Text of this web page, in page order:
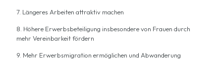
7. Längeres Arbeiten attraktiv machen
8. Höhere Erwerbsbeteiligung insbesondere von Frauen durch
mehr Vereinbarkeit fördern
9. Mehr Erwerbsmigration ermöglichen und Abwanderung